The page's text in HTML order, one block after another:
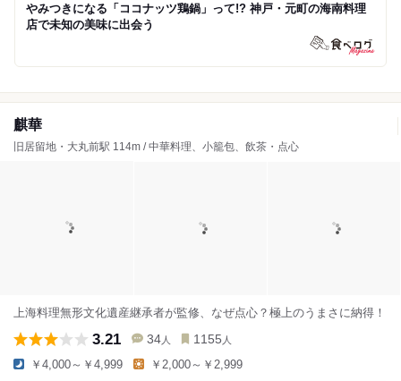
やみつきになる「ココナッツ鶏鍋」って!? 神戸・元町の海南料理
店で未知の美味に出会う
麒華
旧居留地・大丸前駅 114m / 中華料理、小籠包、飲茶・点心
上海料理無形文化遺産継承者が監修、なぜ点心？極上のうまさに納得！
3.21 34 人 1155 人
￥4,000～￥4,999 ￥2,000～￥2,999